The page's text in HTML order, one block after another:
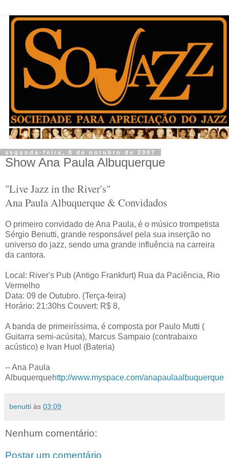
segunda-feira, 8 de outubro de 2007
Show Ana Paula Albuquerque
"Live Jazz in the River's"
Ana Paula Albuquerque & Convidados
O primeiro convidado de Ana Paula, é o músico trompetista
Sérgio Benutti, grande responsável pela sua inserção no
universo do jazz, sendo uma grande influência na carreira
da cantora.
Local: River's Pub (Antigo Frankfurt) Rua da Paciência, Rio
Vermelho
Data: 09 de Outubro. (Terça-feira)
Horário: 21:30hs Couvert: R$ 8,
A banda de primeiríssima, é composta por Paulo Mutti (
Guitarra semi-acúsita), Marcus Sampaio (contrabaixo
acústico) e Ivan Huol (Bateria)
-- Ana Paula
Albuquerquehttp://www.myspace.com/anapaulaalbuquerque
benutti às 03:09
Nenhum comentário:
Postar um comentário